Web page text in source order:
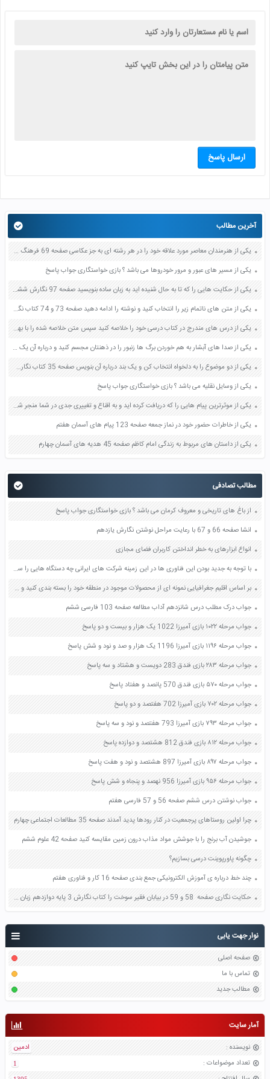
نوار جهت یابی
صفحه اصلی
تماس با ما
مطالب جدید
آمار سایت
نویسنده :
ادمین
تعداد موضواعات :
1
ارسال پاسخ
آخرین مطالب
یکی از هنرمندان معاصر مورد علاقه خود را در هر رشته ای به جز عکاسی صفحه 69 فرهنگ و هنر نهم
یکی از مسیر های عبور و مرور خودروها می باشد ؟ بازی خواستگاری جواب پاسخ
یکی از حکایت هایی را که تا به حال شنیده اید به زبان ساده بنویسید صفحه 97 نگارش ششم دبستان
یکی از متن های ناتمام زیر را انتخاب کنید و نوشته را ادامه دهید صفحه 73 و 74 کتاب نگارش فارسی پنجم دبستان
یکی از درس های مندرج در کتاب درسی خود را خلاصه کنید سپس متن خلاصه شده را با بهره گیری از روش های دسته بندی نمودار جدول نقشه مفهومی نشان دهید صفحه 118 نگارش یازدهم
یکی از صدا های آبشار به هم خوردن برگ ها زنبور را در ذهنتان مجسم کنید و درباره آن یک بند بنویسید صفحه 11 نگارش پنجم
یکی از دو موضوع را به دلخواه انتخاب کن و یک بند درباره آن بنویس صفحه 35 کتاب نگارش فارسی سوم
یکی از وسایل نقلیه می باشد ؟ بازی خواستگاری جواب پاسخ
یکی از موثرترین پیام هایی را که دریافت کرده اید و به اقناع و تغییری جدی در شما منجر شده است برسی کنید و علت این تاثیر گذاری قابل توجه را بنویسید صفحه 52 تفکر و سواد رسانه ای دهم
یکی از خاطرات حضور خود در نماز جمعه صفحه 123 پیام های آسمان هفتم
یکی از داستان های مربوط به زندگی امام کاظم صفحه 45 هدیه های آسمان چهارم
مطالب تصادفی
از باغ های تاریخی و معروف کرمان می باشد ؟ بازی خواستگاری جواب پاسخ
انشا صفحه 66 و 67 با رعایت مراحل نوشتن نگارش یازدهم
انواع ابزارهای به خطر انداختن کاربران فضای مجازی
با توجه به جدید بودن این فناوری ها در این زمینه شرکت های ایرانی چه دستگاه هایی را ساخته اند صفحه 88 کاربرد فناوری های نوین یازدهم
بر اساس اقلیم جغرافیایی نمونه ای از محصولات موجود در منطقه خود را بسته بندی کنید و در کلاس ارائه دهید صفحه 51 کار و فناوری هفتم
جواب درک مطلب درس شانزدهم آداب مطالعه صفحه 103 فارسی ششم
جواب مرحله ۱۰۲۲ بازی آمیرزا 1022 یک هزار و بیست و دو پاسخ
جواب مرحله ۱۱۹۶ بازی آمیرزا 1196 یک هزار و صد و نود و شش پاسخ
جواب مرحله ۲۸۳ بازی فندق 283 دویست و هشتاد و سه پاسخ
جواب مرحله ۵۷۰ بازی فندق 570 پانصد و هفتاد پاسخ
جواب مرحله ۷۰۲ بازی آمیرزا 702 هفتصد و دو پاسخ
جواب مرحله ۷۹۳ بازی آمیرزا 793 هفتصد و نود و سه پاسخ
جواب مرحله ۸۱۲ بازی فندق 812 هشتصد و دوازده پاسخ
جواب مرحله ۸۹۷ بازی آمیرزا 897 هشتصد و نود و هفت پاسخ
جواب مرحله ۹۵۶ بازی آمیرزا 956 نهصد و پنجاه و شش پاسخ
جواب نوشتن درس ششم صفحه 56 و 57 فارسی هفتم
چرا اولین روستاهای پرجمعیت در کنار رودها پدید آمدند صفحه 35 مطالعات اجتماعی چهارم
جوشیدن آب برنج را با جوشش مواد مذاب درون زمین مقایسه کنید صفحه 42 علوم ششم
چگونه پاورپوینت درسی بسازیم؟
چند خط درباره ی آموزش الکترونیکی جمع بندی صفحه 16 کار و فناوری هفتم
حکایت نگاری صفحه 58 و 59 در بیابان فقیر سوخت را کتاب نگارش 3 پایه دوازدهم زبان ساده بازنویسی